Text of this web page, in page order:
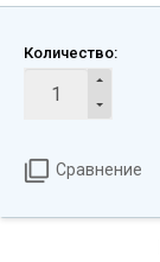
Количество:
Сравнение